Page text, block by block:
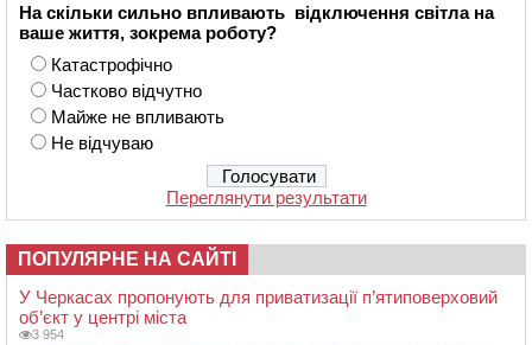
На скільки сильно впливають відключення світла на
ваше життя, зокрема роботу?
Катастрофічно
Частково відчутно
Майже не впливають
Не відчуваю
Переглянути результати
ПОПУЛЯРНЕ НА САЙТІ
У Черкасах пропонують для приватизації п’ятиповерховий
об’єкт у центрі міста
3 954